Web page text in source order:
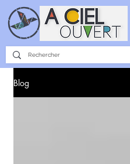
PARTENARIATS
INTERVIEWS LA PHOTO DU CIEL
Blog